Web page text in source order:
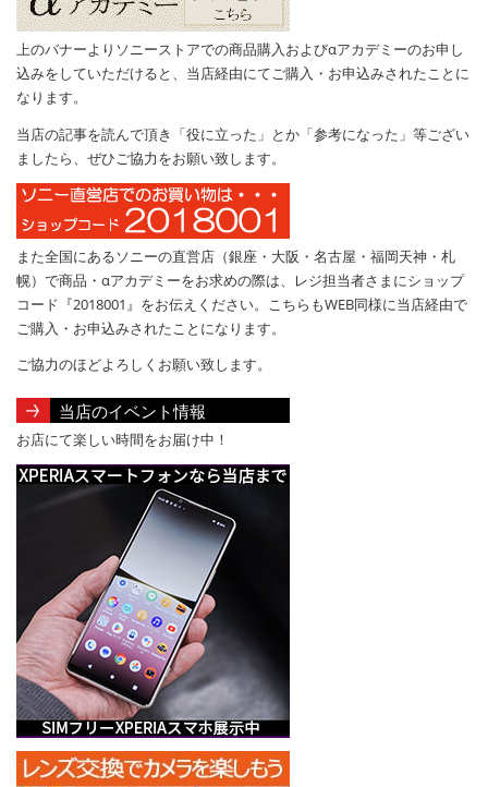
上のバナーよりソニーストアでの商品購入およびαアカデミーのお申し
込みをしていただけると、当店経由にてご購入・お申込みされたことに
なります。
当店の記事を読んで頂き「役に立った」とか「参考になった」等ござい
ましたら、ぜひご協力をお願い致します。
また全国にあるソニーの直営店（銀座・大阪・名古屋・福岡天神・札
幌）で商品・αアカデミーをお求めの際は、レジ担当者さまにショップ
コード『2018001』をお伝えください。こちらもWEB同様に当店経由で
ご購入・お申込みされたことになります。
ご協力のほどよろしくお願い致します。
当店のイベント情報
お店にて楽しい時間をお届け中！